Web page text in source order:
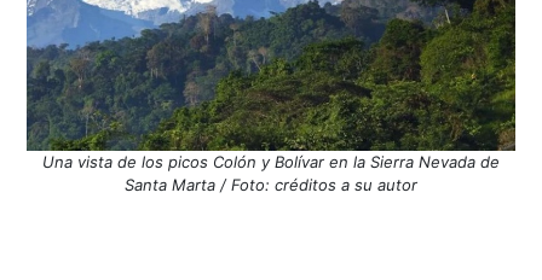
Una vista de los picos Colón y Bolívar en la Sierra Nevada de
Santa Marta / Foto: créditos a su autor